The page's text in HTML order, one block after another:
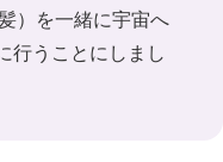
）を一緒に宇宙へ
行うことにしまし